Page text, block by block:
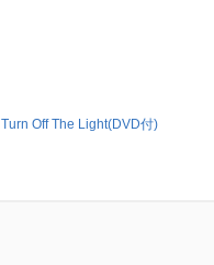
Turn Off The Light(DVD付)